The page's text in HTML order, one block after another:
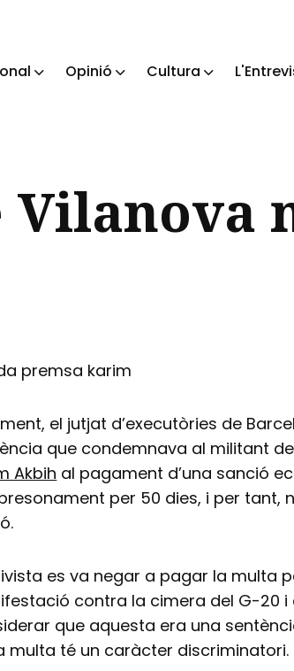
Opinió Cultura
Vilanova
el jutjat d’executòries de
que condemnava al militant
Akbih al pagament d’una sanció
per 50 dies, i per tant,
es va negar a pagar la multa
contra la cimera del G-20
que aquesta era una
multa té un caràcter discriminatori.